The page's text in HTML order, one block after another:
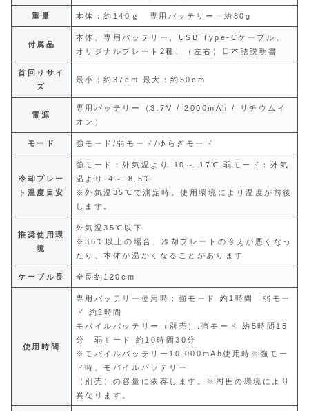
重量 本体：約140ｇ 専用バッテリー：約80g
付属品
本体、専用バッテリー、USB Type-Cケーブル、
オリジナルプレート2種、（左右）日本語説明書
首回りサイ
ズ
最小：約37cm 最大：約50cm
電源
専用バッテリー（3.7V / 2000mAh / リチウムイ
オン）
モード 強モード/弱モード/ゆらぎモード
冷却プレー
ト温度目安
強モード：外気温より-10～-17℃ 弱モード：外気
温より-4～-8.5℃
※外気温35℃で測定時。使用環境により温度が前後
します。
推奨使用環
境
外気温35℃以下
※36℃以上の場合、冷却プレートの冷えが悪くなっ
たり、本体が温かくなることがあります
ケーブル長 全長約120cm
使用時間
専用バッテリー使用時：強モード 約1時間 弱モー
ド 約2時間
モバイルバッテリー（別売）:強モード 約5時間15
分 弱モード 約10時間30分
※モバイルバッテリー10.000mAh使用時※強モー
ド時、モバイルバッテリー
（別売）の容量に依存します。※周囲の環境により
異なります。